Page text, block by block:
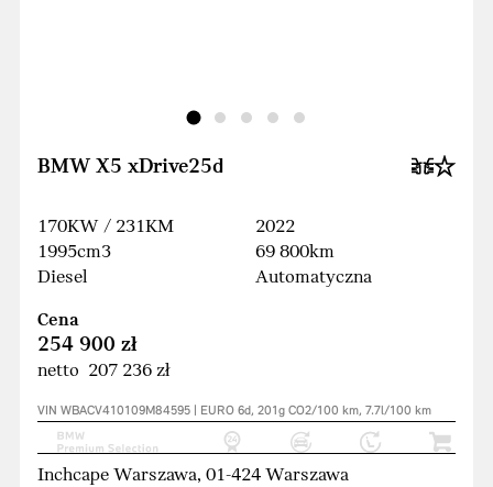
BMW X5 xDrive25d
170KW / 231KM
1995cm3
Diesel
2022
69 800km
Automatyczna
Cena
254 900 zł
netto 207 236 zł
VIN WBACV410109M84595 | EURO 6d, 201g CO2/100 km, 7.7l/100 km
Inchcape Warszawa, 01-424 Warszawa